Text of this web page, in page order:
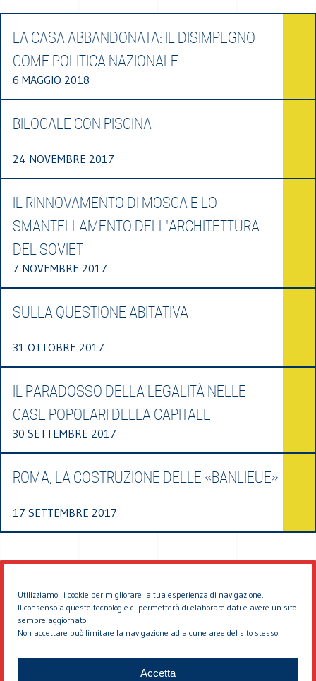
Utilizziamo i cookie per migliorare la tua esperienza di navigazione.
Il consenso a queste tecnologie ci permetterà di elaborare dati e avere un sito
sempre aggiornato.
Non accettare può limitare la navigazione ad alcune aree del sito stesso.
Accetta
LA CASA ABBANDONATA: IL DISIMPEGNO
COME POLITICA NAZIONALE
6 MAGGIO 2018
BILOCALE CON PISCINA
24 NOVEMBRE 2017
IL RINNOVAMENTO DI MOSCA E LO
SMANTELLAMENTO DELL'ARCHITETTURA
DEL SOVIET
7 NOVEMBRE 2017
SULLA QUESTIONE ABITATIVA
31 OTTOBRE 2017
IL PARADOSSO DELLA LEGALITÀ NELLE
CASE POPOLARI DELLA CAPITALE
30 SETTEMBRE 2017
ROMA, LA COSTRUZIONE DELLE «BANLIEUE»
17 SETTEMBRE 2017
© 2026 EDDYBURG